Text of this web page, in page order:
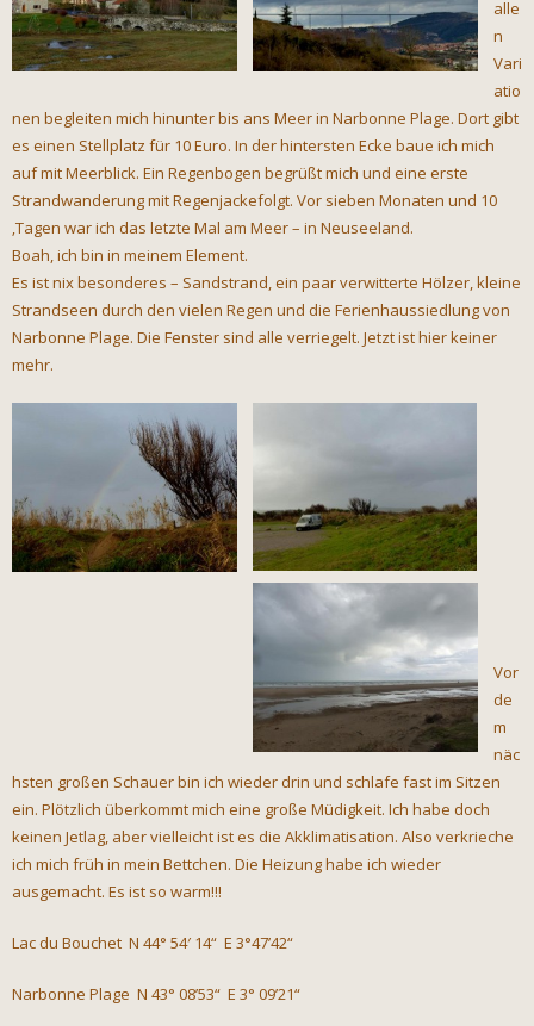
alle
n
Vari
atio
nen begleiten mich hinunter bis ans Meer in Narbonne Plage. Dort gibt
es einen Stellplatz für 10 Euro. In der hintersten Ecke baue ich mich
auf mit Meerblick. Ein Regenbogen begrüßt mich und eine erste
Strandwanderung mit Regenjackefolgt. Vor sieben Monaten und 10
‚Tagen war ich das letzte Mal am Meer – in Neuseeland.
Boah, ich bin in meinem Element.
Es ist nix besonderes – Sandstrand, ein paar verwitterte Hölzer, kleine
Strandseen durch den vielen Regen und die Ferienhaussiedlung von
Narbonne Plage. Die Fenster sind alle verriegelt. Jetzt ist hier keiner
mehr.
Vor
de
m
näc
hsten großen Schauer bin ich wieder drin und schlafe fast im Sitzen
ein. Plötzlich überkommt mich eine große Müdigkeit. Ich habe doch
keinen Jetlag, aber vielleicht ist es die Akklimatisation. Also verkrieche
ich mich früh in mein Bettchen. Die Heizung habe ich wieder
ausgemacht. Es ist so warm!!!
Lac du Bouchet N 44° 54′ 14“ E 3°47’42“
Narbonne Plage N 43° 08’53“ E 3° 09’21“